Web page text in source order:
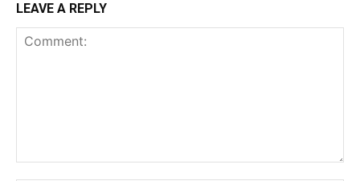
LEAVE A REPLY